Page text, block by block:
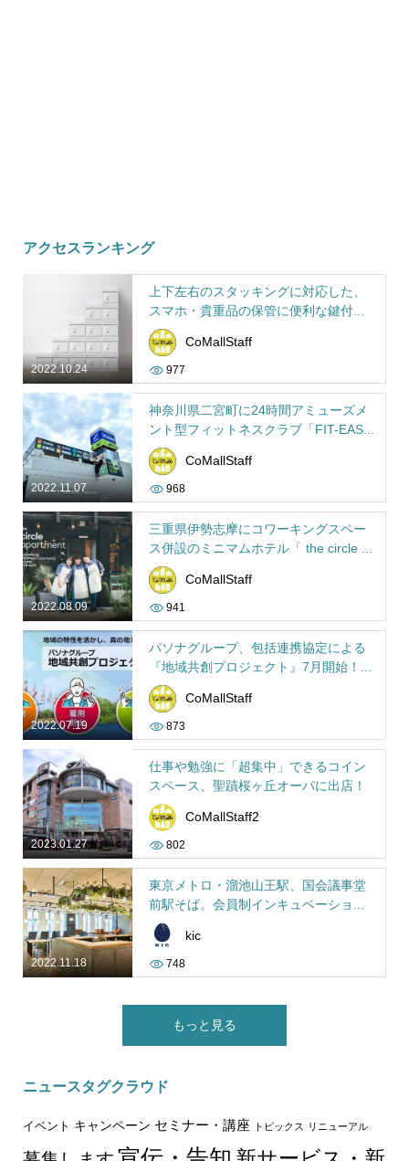
アクセスランキング
2022.10.24
上下左右のスタッキングに対応した、
スマホ・貴重品の保管に便利な鍵付...
CoMallStaff
977
2022.11.07
神奈川県二宮町に24時間アミューズメ
ント型フィットネスクラブ「FIT-EAS...
CoMallStaff
968
2022.08.09
三重県伊勢志摩にコワーキングスペー
ス併設のミニマムホテル「 the circle ...
CoMallStaff
941
2022.07.19
パソナグループ、包括連携協定による
『地域共創プロジェクト』7月開始！...
CoMallStaff
873
2023.01.27
仕事や勉強に「超集中」できるコイン
スペース、聖蹟桜ヶ丘オーパに出店！
CoMallStaff2
802
2022.11.18
東京メトロ・溜池山王駅、国会議事堂
前駅そば。会員制インキュベーショ...
kic
748
もっと見る
ニュースタグクラウド
イベント キャンペーン セミナー・講座 トピックス リニューアル